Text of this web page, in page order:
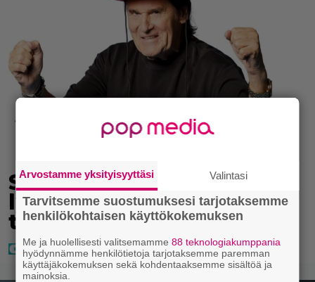
Seiska: Laulaja Frederik
lyttäsi Eput – johan oli
taas kielen käyttöä
Arvostamme yksityisyyttäsi Valintasi
Tarvitsemme suostumuksesi tarjotaksemme
henkilökohtaisen käyttökokemuksen
Me ja huolellisesti valitsemamme88 teknologiakumppania
hyödynnämme henkilötietoja tarjotaksemme paremman
käyttäjäkokemuksen sekä kohdentaaksemme sisältöä ja
mainoksia.